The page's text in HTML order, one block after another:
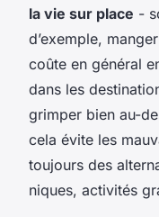
la vie sur place -
d’exemple,
coûte en général
dans les
grimper bien au-
cela évite les
toujours des
niques, activités